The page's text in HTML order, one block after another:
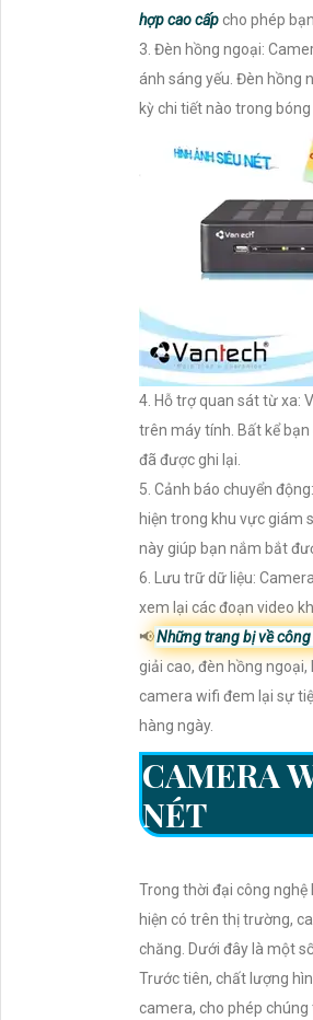
hợp cao cấpcho phép
3. Đèn hồng ngoại:
ánh sáng yếu. Đèn hồng
kỳ chi tiết nào trong bóng
4. Hỗ trợ quan sát từ xa:
trên máy tính. Bất kể
đã được ghi lại.
5. Cảnh báo chuyển
hiện trong khu vực giám
này giúp bạn nắm bắt
6. Lưu trữ dữ liệu:
xem lại các đoạn video
📢Những trang bị về
giải cao, đèn hồng
camera wifi đem lại sự
hàng ngày.
CAMERA
NÉT
Trong thời đại công
hiện có trên thị trường,
chăng. Dưới đây là một
Trước tiên, chất lượng
camera, cho phép